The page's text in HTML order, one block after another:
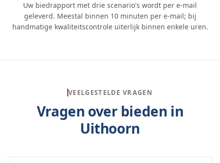
Uw biedrapport met drie scenario's wordt per e-mail
geleverd. Meestal binnen 10 minuten per e-mail; bij
handmatige kwaliteitscontrole uiterlijk binnen enkele uren.
VEELGESTELDE VRAGEN
Vragen over bieden in
Uithoorn